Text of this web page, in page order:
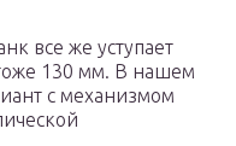
все же уступает
130 мм. В нашем
с механизмом